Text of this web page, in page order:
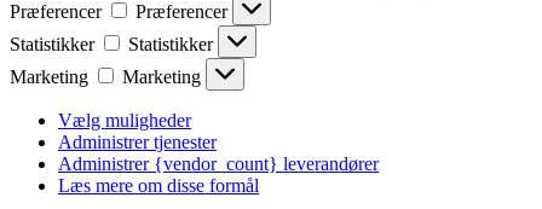
Præferencer
Præferencer
Statistikker
Statistikker
Marketing
Marketing
Vælg muligheder
Administrer tjenester
Administrer {vendor_count} leverandører
Læs mere om disse formål